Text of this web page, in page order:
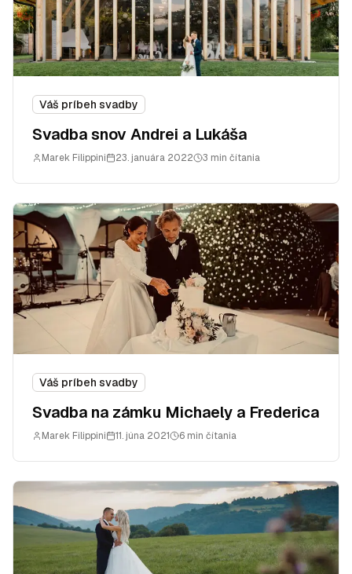
Váš príbeh svadby
Svadba snov Andrei a Lukáša
Marek Filippini 23. januára 2022 3 min čítania
Váš príbeh svadby
Svadba na zámku Michaely a Frederica
Marek Filippini 11. júna 2021 6 min čítania